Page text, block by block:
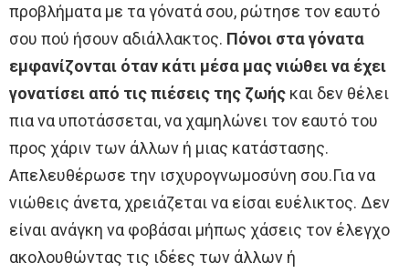
προβλήματα με τα γόνατά σου, ρώτησε τον εαυτό
σου πού ήσουν αδιάλλακτος. Πόνοι στα γόνατα
εμφανίζονται όταν κάτι μέσα μας νιώθει να έχει
γονατίσει από τις πιέσεις της ζωής και δεν θέλει
πια να υποτάσσεται, να χαμηλώνει τον εαυτό του
προς χάριν των άλλων ή μιας κατάστασης.
Απελευθέρωσε την ισχυρογνωμοσύνη σου.Για να
νιώθεις άνετα, χρειάζεται να είσαι ευέλικτος. Δεν
είναι ανάγκη να φοβάσαι μήπως χάσεις τον έλεγχο
ακολουθώντας τις ιδέες των άλλων ή